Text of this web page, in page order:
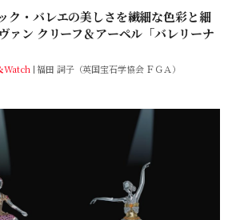
ク・バレエの美しさを繊細な色彩と細
ァン クリーフ＆アーペル「バレリーナ
Watch 福田 詞子（英国宝石学協会 ＦＧＡ）